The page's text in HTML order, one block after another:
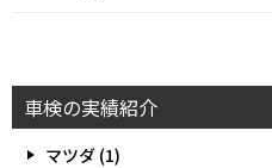
車検の実績紹介
マツダ (1)